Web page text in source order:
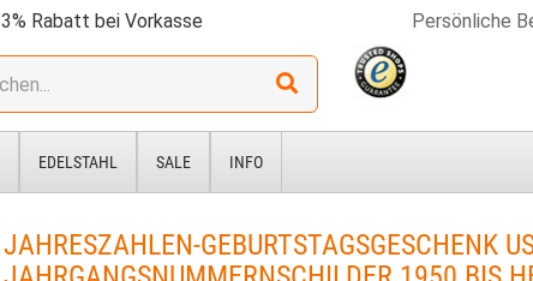
3% Rabatt bei Vorkasse Persönliche
EDELSTAHL SALE INFO
JAHRESZAHLEN-GEBURTSTAGSGESCHENK